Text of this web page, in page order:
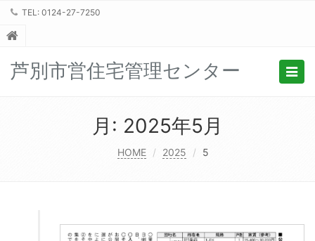
TEL: 0124-27-7250
芦別市営住宅管理センター
月: 2025年5月
HOME 2025 5